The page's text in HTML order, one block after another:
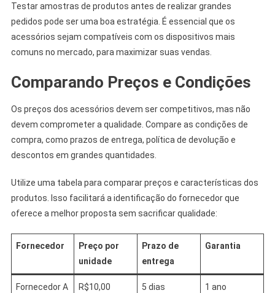
Testar amostras de produtos antes de realizar grandes
pedidos pode ser uma boa estratégia. É essencial que os
acessórios sejam compatíveis com os dispositivos mais
comuns no mercado, para maximizar suas vendas.
Comparando Preços e Condições
Os preços dos acessórios devem ser competitivos, mas não
devem comprometer a qualidade. Compare as condições de
compra, como prazos de entrega, política de devolução e
descontos em grandes quantidades.
Utilize uma tabela para comparar preços e características dos
produtos. Isso facilitará a identificação do fornecedor que
oferece a melhor proposta sem sacrificar qualidade:
Fornecedor
Preço por
unidade
Prazo de
entrega
Garantia
Fornecedor A R$10,00 5 dias 1 ano